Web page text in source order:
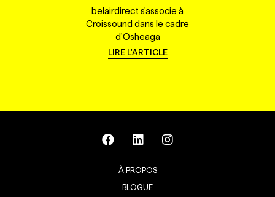
belairdirect s'associe à
Croissound dans le cadre
d'Osheaga
LIRE L'ARTICLE
À PROPOS
BLOGUE